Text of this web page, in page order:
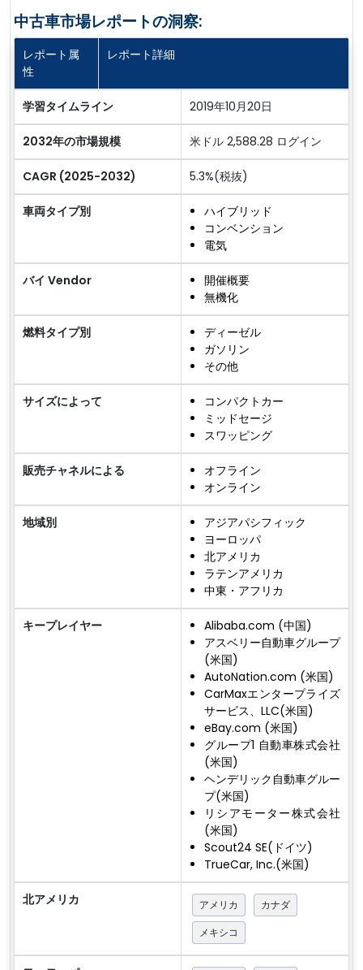
中古車市場レポートの洞察:
レポート属
性
レポート詳細
学習タイムライン 2019年10月20日
2032年の市場規模 米ドル 2,588.28 ログイン
CAGR (2025-2032) 5.3%(税抜)
車両タイプ別
ハイブリッド
コンベンション
電気
バイ Vendor
開催概要
無機化
燃料タイプ別
ディーゼル
ガソリン
その他
サイズによって
コンパクトカー
ミッドセージ
スワッピング
販売チャネルによる
オフライン
オンライン
地域別
アジアパシフィック
ヨーロッパ
北アメリカ
ラテンアメリカ
中東・アフリカ
キープレイヤー
Alibaba.com (中国)
アスベリー自動車グループ
(米国)
AutoNation.com (米国)
CarMaxエンタープライズ
サービス、LLC(米国)
eBay.com (米国)
グループ1 自動車株式会社
(米国)
ヘンデリック自動車グルー
プ(米国)
リシアモーター株式会社
(米国)
Scout24 SE(ドイツ)
TrueCar, Inc.(米国)
北アメリカ アメリカ
カナダ
メキシコ